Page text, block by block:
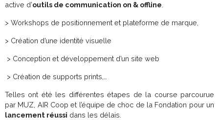
active d’outils de communication on & offline.
> Workshops de positionnement et plateforme de marque,
> Création d’une identité visuelle
> Conception et développement d’un site web
> Création de supports prints,…
Telles ont été les différentes étapes de la course parcourue
par MUZ, AIR Coop et l’équipe de choc de la Fondation pour un
lancement réussi dans les délais.